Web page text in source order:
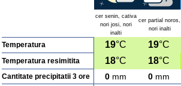
cer senin, cativa
nori josi, nori
inalti
cer partial noros,
nori inalti
Temperatura 19°C 19°C
Temperatura resimitita 18°C 18°C
Cantitate precipitatii 3 ore 0 mm 0 mm